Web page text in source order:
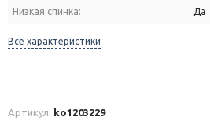
Низкая спинка: Да
Все характеристики
Артикул: ko1203229